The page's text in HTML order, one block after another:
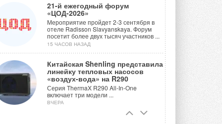
21-й ежегодный форум
«ЦОД-2026»
Мероприятие пройдет 2-3 сентября в
отеле Radisson Slavyanskaya. Форум
посетит более двух тысяч участников ...
15 ЧАСОВ НАЗАД
Китайская Shenling представила
линейку тепловых насосов
«воздух-вода» на R290
Серия ThermaX R290 All-In-One
включает три модели ...
ВЧЕРА